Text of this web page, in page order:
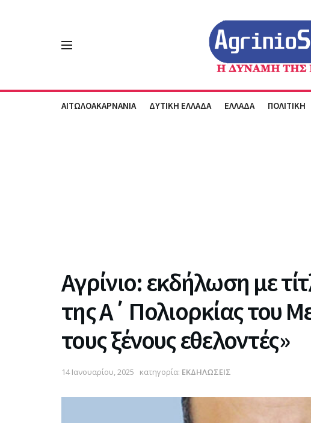
ΑΙΤΩΛΟΑΚΑΡΝΑΝΙΑ ΔΥΤΙΚΗ ΕΛΛΑΔΑ ΕΛΛΑΔΑ ΠΟΛΙΤΙΚΗ
Αγρίνιο: εκδήλωση με
της Α΄ Πολιορκίας του
τους ξένους εθελοντές»
14 Ιανουαρίου, 2025 κατηγορία: ΕΚΔΗΛΩΣΕΙΣ